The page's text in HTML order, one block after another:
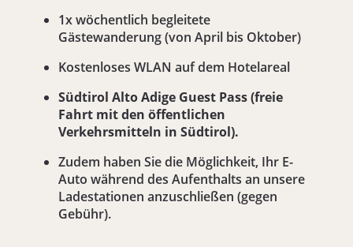
1x wöchentlich begleitete
Gästewanderung (von April bis Oktober)
Kostenloses WLAN auf dem Hotelareal
Südtirol Alto Adige Guest Pass (freie
Fahrt mit den öffentlichen
Verkehrsmitteln in Südtirol).
Zudem haben Sie die Möglichkeit, Ihr E-
Auto während des Aufenthalts an unsere
Ladestationen anzuschließen (gegen
Gebühr).